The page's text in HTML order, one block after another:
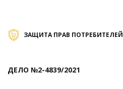
ЗАЩИТА ПРАВ ПОТРЕБИТЕЛЕЙ
ДЕЛО №2-4839/2021